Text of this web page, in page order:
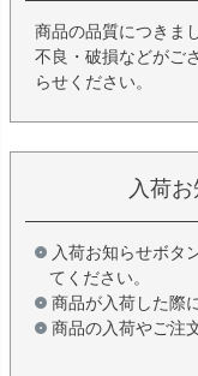
商品の品質につきま
不良・破損などがご
らせください。
入荷
入荷お知らせボタ
てください。
商品が入荷した際
商品の入荷やご注